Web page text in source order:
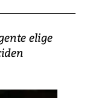
elige